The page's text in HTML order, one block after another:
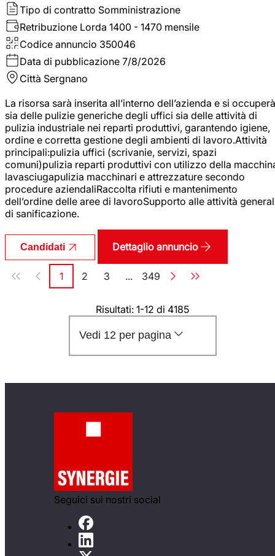
Tipo di contratto Somministrazione
Retribuzione Lorda 1400 - 1470 mensile
Codice annuncio 350046
Data di pubblicazione 7/8/2026
Città Sergnano
La risorsa sarà inserita all’interno dell’azienda e si occuperà
sia delle pulizie generiche degli uffici sia delle attività di
pulizia industriale nei reparti produttivi, garantendo igiene,
ordine e corretta gestione degli ambienti di lavoro.Attività
principali:pulizia uffici (scrivanie, servizi, spazi
comuni)pulizia reparti produttivi con utilizzo della
lavasciugapulizia macchinari e attrezzature secondo
procedure aziendaliRaccolta rifiuti e mantenimento
dell’ordine delle aree di lavoroSupporto alle attività
di sanificazione.
Candidati Dettaglio annuncio
Paginazione
Pagina
1 Pagina
2 Pagina
3 ... Pagina
349
Risultati: 1-12 di 4185
Vedi 12 per pagina
Seguici sui nostri social